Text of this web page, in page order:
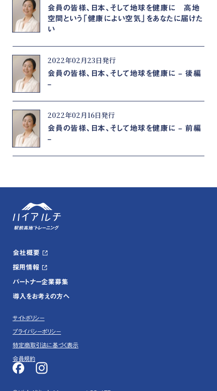
会員の皆様、日本、そして地球を健康に 高地
空間という「健康によい空気」をあなたに届けた
い
2022年02月23日発行
会員の皆様、日本、そして地球を健康に – 後編
–
2022年02月16日発行
会員の皆様、日本、そして地球を健康に – 前編
–
会社概要
採用情報
パートナー企業募集
導入をお考えの方へ
サイトポリシー
プライバシーポリシー
特定商取引法に基づく表示
会員規約